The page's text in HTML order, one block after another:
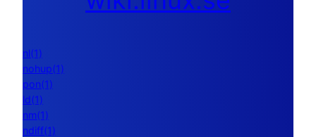
nl(1)
nohup(1)
pon(1)
ld(1)
nm(1)
ndiff(1)